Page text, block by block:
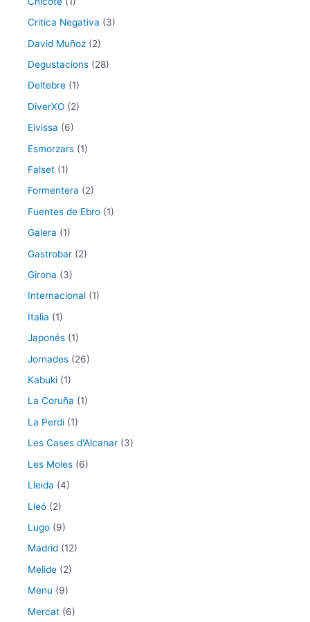
Critica Negativa (3)
David Muñoz (2)
Degustacions (28)
Deltebre (1)
DiverXO (2)
Eivissa (6)
Esmorzars (1)
Falset (1)
Formentera (2)
Fuentes de Ebro (1)
Galera (1)
Gastrobar (2)
Girona (3)
Internacional (1)
Italia (1)
Japonés (1)
Jornades (26)
Kabuki (1)
La Coruña (1)
La Perdi (1)
Les Cases d'Alcanar (3)
Les Moles (6)
Lleida (4)
Lleó (2)
Lugo (9)
Madrid (12)
Melide (2)
Menu (9)
Mercat (6)